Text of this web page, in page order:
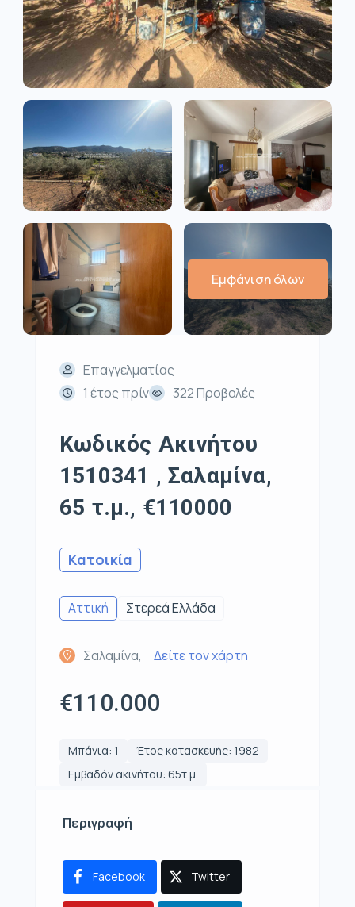
Εμφάνιση όλων
Επαγγελματίας
1 έτος πρίν
322 Προβολές
Κωδικός Ακινήτου
1510341 , Σαλαμίνα,
65 τ.μ., €110000
Κατοικία
Αττική Στερεά Ελλάδα
Σαλαμίνα, Δείτε τον χάρτη
€110.000
Μπάνια: 1
Έτος κατασκευής: 1982
Εμβαδόν ακινήτου: 65τ.μ.
Περιγραφή
Facebook Twitter